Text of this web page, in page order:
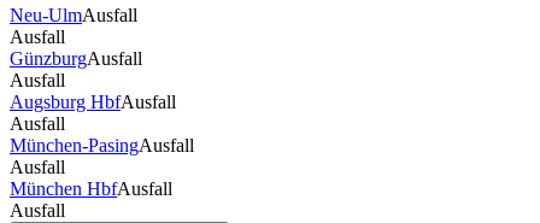
Neu-UlmAusfall
Ausfall
GünzburgAusfall
Ausfall
Augsburg HbfAusfall
Ausfall
München-PasingAusfall
Ausfall
München HbfAusfall
Ausfall